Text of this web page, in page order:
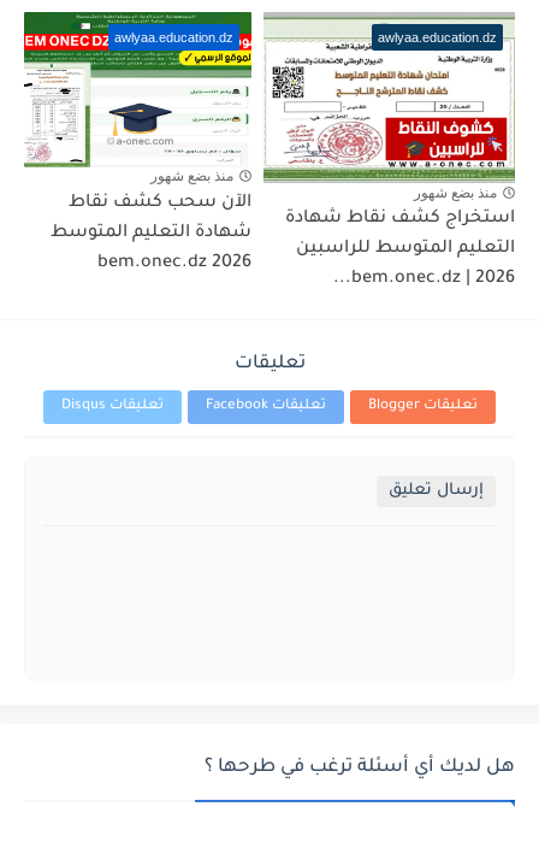
awlyaa.education.dz
منذ بضع شهور
استخراج كشف نقاط شهادة
التعليم المتوسط للراسبين
2026 | bem.onec.dz...
awlyaa.education.dz
منذ بضع شهور
الآن سحب كشف نقاط
شهادة التعليم المتوسط
2026 bem.onec.dz
تعليقات
تعليقات Blogger تعليقات Facebook تعليقات Disqus
إرسال تعليق
هل لديك أي أسئلة ترغب في طرحها ؟